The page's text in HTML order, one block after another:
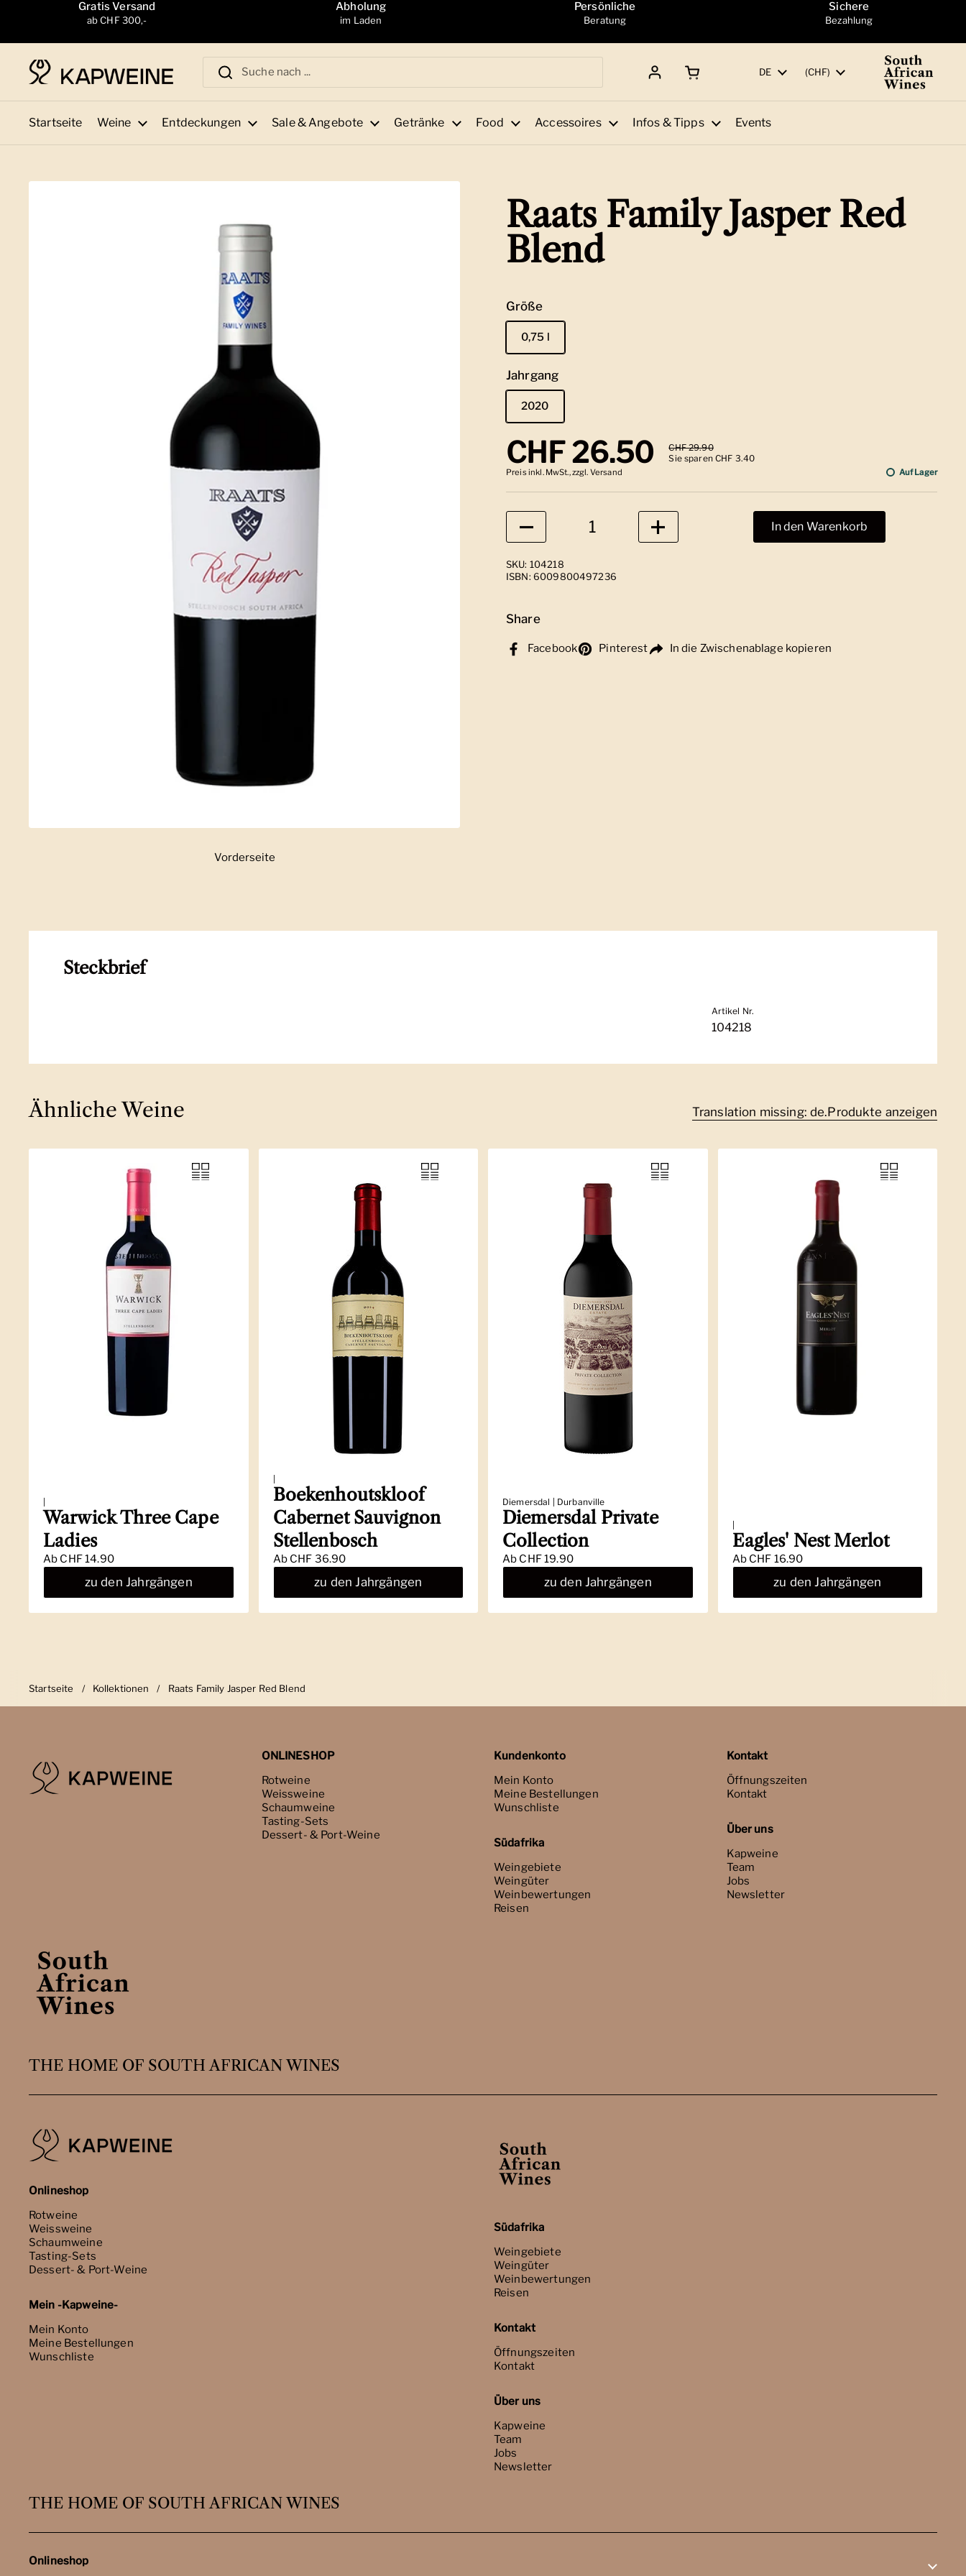
Zum Inhalt springenGratis Versand
ab CHF 300,-
Abholung
im Laden
Persönliche
Beratung
Sichere
Bezahlung
Sprache
DE Land/Region
(CHF)
Startseite Weine Entdeckungen Sale & Angebote Getränke Food Accessoires Infos & Tipps Events
Zeige Folie 1
Vorderseite
Raats Family Jasper Red
Blend
Größe
0,75 l
Jahrgang
2020
Regulärer Preis
CHF 26.50 Sale-Preis
CHF 29.90
Sie sparen CHF 3.40
Preis inkl. MwSt., zzgl. Versand Auf Lager
Anzahl
In den Warenkorb
SKU: 104218
ISBN: 6009800497236
Share
Facebook Pinterest In die Zwischenablage kopieren
Steckbrief
Artikel Nr.
104218
Ähnliche Weine Translation missing: de.Produkte anzeigen
Warwick Three Cape
Ladies
Ab CHF 14.90
zu den Jahrgängen
Boekenhoutskloof
Cabernet Sauvignon
Stellenbosch
Ab CHF 36.90
zu den Jahrgängen
Diemersdal | Durbanville
Diemersdal Private
Collection
Ab CHF 19.90
zu den Jahrgängen
Eagles' Nest Merlot
Ab CHF 16.90
zu den Jahrgängen
Startseite / Kollektionen / Raats Family Jasper Red Blend
ONLINESHOP
Rotweine
Weissweine
Schaumweine
Tasting-Sets
Dessert- & Port-Weine
Kundenkonto
Mein Konto
Meine Bestellungen
Wunschliste
Südafrika
Weingebiete
Weingüter
Weinbewertungen
Reisen
Kontakt
Öffnungszeiten
Kontakt
Über uns
Kapweine
Team
Jobs
Newsletter
THE HOME OF SOUTH AFRICAN WINES
Onlineshop
Rotweine
Weissweine
Schaumweine
Tasting-Sets
Dessert- & Port-Weine
Mein -Kapweine-
Mein Konto
Meine Bestellungen
Wunschliste
Südafrika
Weingebiete
Weingüter
Weinbewertungen
Reisen
Kontakt
Öffnungszeiten
Kontakt
Über uns
Kapweine
Team
Jobs
Newsletter
THE HOME OF SOUTH AFRICAN WINES
Onlineshop